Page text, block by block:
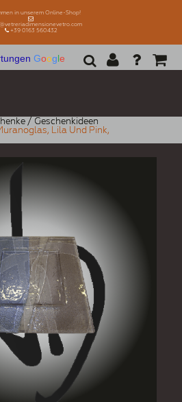
in unserem Online-Shop!
+39 0163 560432
Google
/ Geschenkideen
Lila Und Pink,